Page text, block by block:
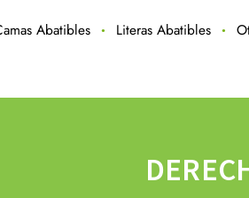
Abatibles Literas Abatibles